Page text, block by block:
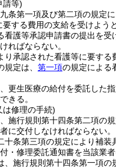
請等)
条第一項及び第二項の規定
要する費用の支給を受けよう
看護等承認申請書の提出を受
ればならない。
り承認された看護等に要する
規定は、 第一項の規定による
更生医療の給付を委託した
きる。
は修理の手続)
施行規則第十四条第二項の
に交付しなければならない。
十条第三項の規定により補装
・修理委託通知書を当該業
、施行規則第十四条第一項の